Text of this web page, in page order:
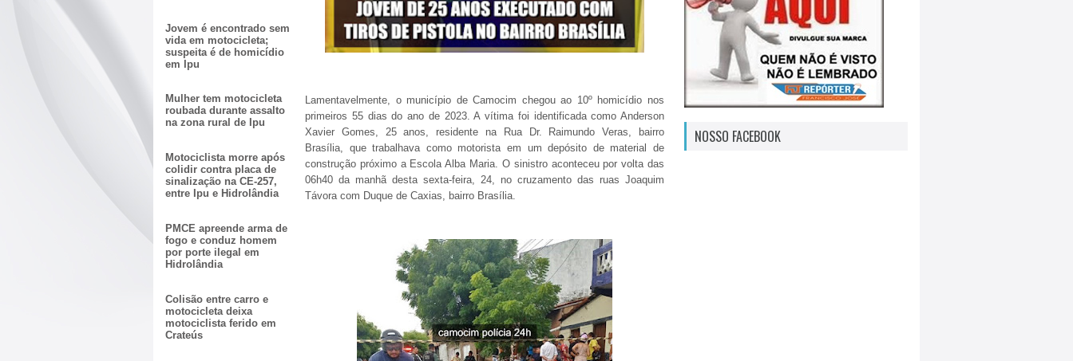
Jovem é encontrado sem
vida em motocicleta;
suspeita é de homicídio
em Ipu
Mulher tem motocicleta
roubada durante assalto
na zona rural de Ipu
Motociclista morre após
colidir contra placa de
sinalização na CE-257,
entre Ipu e Hidrolândia
PMCE apreende arma de
fogo e conduz homem
por porte ilegal em
Hidrolândia
Colisão entre carro e
motocicleta deixa
motociclista ferido em
Crateús
Lamentavelmente, o município de Camocim chegou ao 10º homicídio nos
primeiros 55 dias do ano de 2023. A vítima foi identificada como Anderson
Xavier Gomes, 25 anos, residente na Rua Dr. Raimundo Veras, bairro
Brasília, que trabalhava como motorista em um depósito de material de
construção próximo a Escola Alba Maria. O sinistro aconteceu por volta das
06h40 da manhã desta sexta-feira, 24, no cruzamento das ruas Joaquim
Távora com Duque de Caxias, bairro Brasília.
NOSSO FACEBOOK